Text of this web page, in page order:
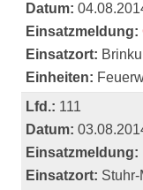
Datum:
Einsatzmeldung:
Einsatzort:
Einheiten:
Lfd.: 111
Datum:
Einsatzmeldung:
Einsatzort: